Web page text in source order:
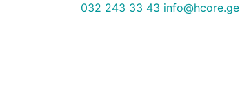
032 243 33 43 info@hcore.ge